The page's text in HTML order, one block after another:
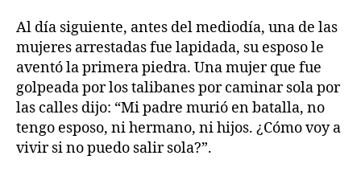
Al día siguiente, antes del mediodía, una de las
mujeres arrestadas fue lapidada, su esposo le
aventó la primera piedra. Una mujer que fue
golpeada por los talibanes por caminar sola por
las calles dijo: “Mi padre murió en batalla, no
tengo esposo, ni hermano, ni hijos. ¿Cómo voy a
vivir si no puedo salir sola?”.